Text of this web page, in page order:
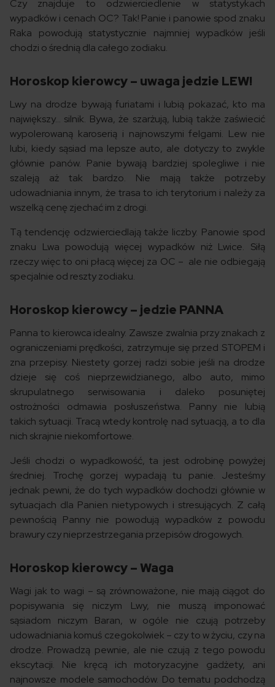
Czy znajduje to odzwierciedlenie w statystykach
wypadków i cenach OC? Tak! Panie i panowie spod znaku
Raka powodują statystycznie najmniej wypadków jeśli
chodzi o średnią dla całego zodiaku.
Horoskop kierowcy – uwaga jedzie LEW!
Lwy na drodze bywają furiatami i lubią pokazać, kto ma
największy… silnik. Bywa, że szarżują, lubią także zaświecić
wypolerowaną karoserią i najnowszymi felgami. Lew nie
lubi, kiedy sąsiad ma lepsze auto, ale dotyczy to zwykle
głównie panów. Panie bywają bardziej spolegliwe i nie
szaleją aż tak bardzo. Nie mają także potrzeby
udowadniania innym, że trasa to ich terytorium i należy za
wszelką cenę zjechać im z drogi.
Tą tendencję odzwierciedlają także liczby. Panowie spod
znaku Lwa powodują więcej wypadków niż Lwice. Siłą
rzeczy więc to oni płacą więcej za OC – ale nie odbiegają
specjalnie od reszty zodiaku.
Horoskop kierowcy – jedzie PANNA
Panna to kierowca idealny. Zawsze zwalnia przy znakach z
ograniczeniami prędkości, zatrzymuje się przed STOPEM i
zna przepisy. Niestety gorzej radzi sobie jeśli na drodze
dzieje się coś nieprzewidzianego, albo auto, mimo
skrupulatnego serwisowania i daleko posuniętej
ostrożności odmawia posłuszeństwa. Panny nie lubią
takich sytuacji. Tracą wtedy kontrolę nad sytuacją, a to dla
nich skrajnie niekomfortowe.
Jeśli chodzi o wypadkowość, ta jest odrobinę powyżej
średniej. Trochę gorzej wypadają tu panie. Jesteśmy
jednak pewni, że do tych wypadków dochodzi głównie w
sytuacjach dla Panien nietypowych i stresujących. Z całą
pewnością Panny nie powodują wypadków z powodu
brawury czy nieprzestrzegania przepisów drogowych.
Horoskop kierowcy – Waga
Wagi jak to wagi – są zrównoważone, nie mają ciągot do
popisywania się niczym Lwy, nie muszą imponować
sąsiadom niczym Baran, w ogóle nie czują potrzeby
udowadniania komuś czegokolwiek – czy to w życiu, czy na
drodze. Prowadzą pewnie, ale nie czują z tego powodu
ekscytacji. Nie kręcą ich motoryzacyjne gadżety, ani
najnowsze modele samochodów. Do tematu podchodzą